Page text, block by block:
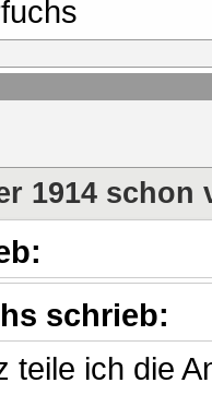
1914 schon
schrieb:
teile ich die